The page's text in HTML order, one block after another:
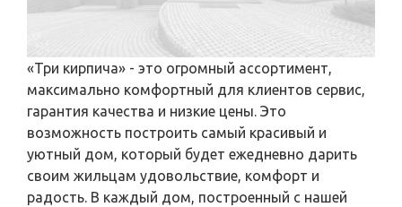
«Три кирпича» - это огромный ассортимент,
максимально комфортный для клиентов сервис,
гарантия качества и низкие цены. Это
возможность построить самый красивый и
уютный дом, который будет ежедневно дарить
своим жильцам удовольствие, комфорт и
радость. В каждый дом, построенный с нашей